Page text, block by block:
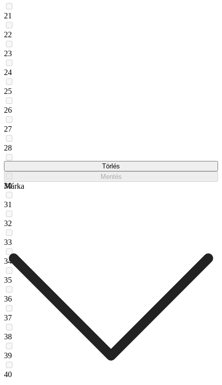
21
22
23
24
25
26
27
28
30
31
32
33
34
35
36
37
38
39
40
Törlés
Mentés
Márka